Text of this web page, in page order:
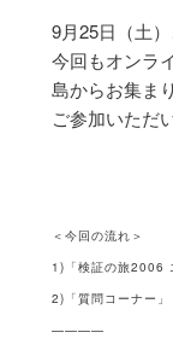
9月25日（土
今回もオンラ
島からお集ま
ご参加いただ
＜今回の流れ＞
1)「検証の旅2006
2)「質問コーナー」
————